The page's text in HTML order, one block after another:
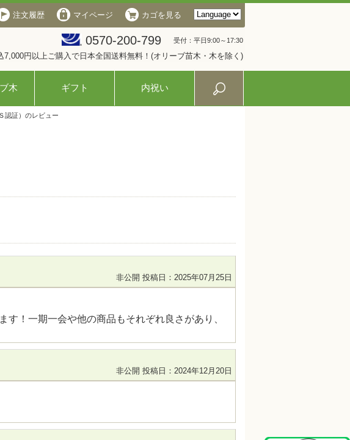
注文履歴 マイページ カゴを見る
0570-200-799 受付：平日9:00～17:30
7,000円以上ご購入で日本全国送料無料！(オリーブ苗木・木を除く)
木 ギフト 内祝い
認証）のレビュー
非公開 投稿日：2025年07月25日
！一期一会や他の商品もそれぞれ良さがあり、
非公開 投稿日：2024年12月20日